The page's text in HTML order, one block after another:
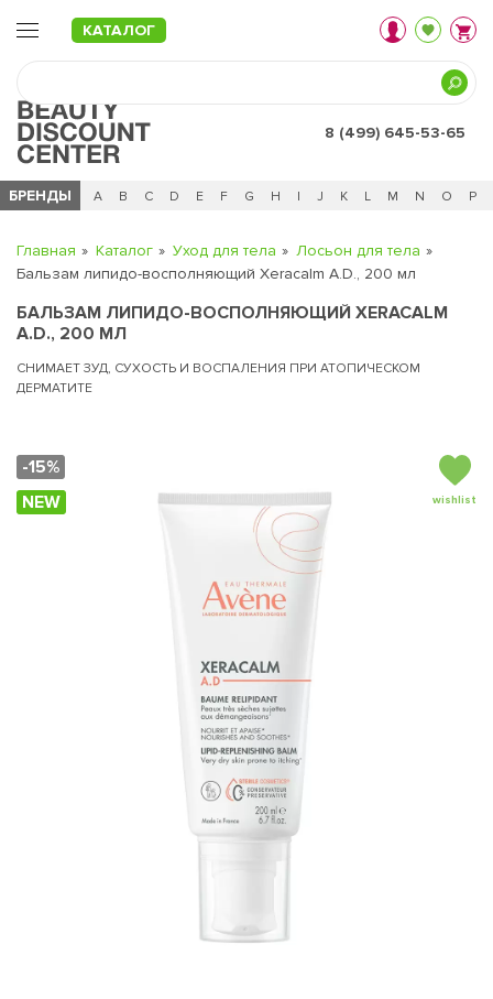
КАТАЛОГ
8 (499) 645-53-65
БРЕНДЫ
Ч 0 - 9 A B C D E F G H I J K L M N O P
Главная Каталог Уход для тела
Лосьон для тела
Бальзам липидо-восполняющий Xeracalm A.D., 200 мл
БАЛЬЗАМ ЛИПИДО-ВОСПОЛНЯЮЩИЙ XERACALM
A.D., 200 МЛ
СНИМАЕТ ЗУД, СУХОСТЬ И ВОСПАЛЕНИЯ ПРИ АТОПИЧЕСКОМ
ДЕРМАТИТЕ
-15%
NEW
wishlist